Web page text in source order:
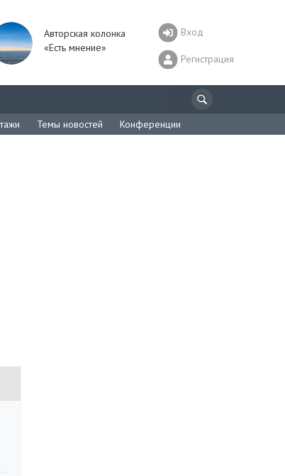
Авторская колонка
«Есть мнение»
Вход
Регистрация
Темы новостей Конференции